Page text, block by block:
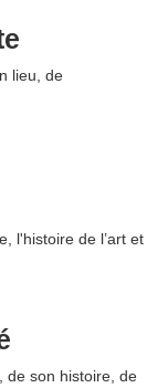
lieu, de
l'histoire de l’art et
de son histoire, de